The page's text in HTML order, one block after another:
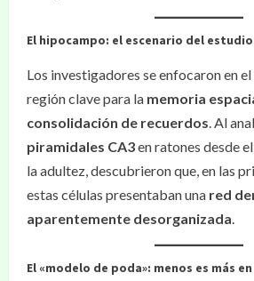
El hipocampo: el escenario del estudio
Los investigadores se enfocaron en el
región clave para la memoria
consolidación de recuerdos. Al
piramidales CA3en ratones desde
la adultez, descubrieron que, en las
estas células presentaban una red
aparentemente desorganizada.
El «modelo de poda»: menos es más